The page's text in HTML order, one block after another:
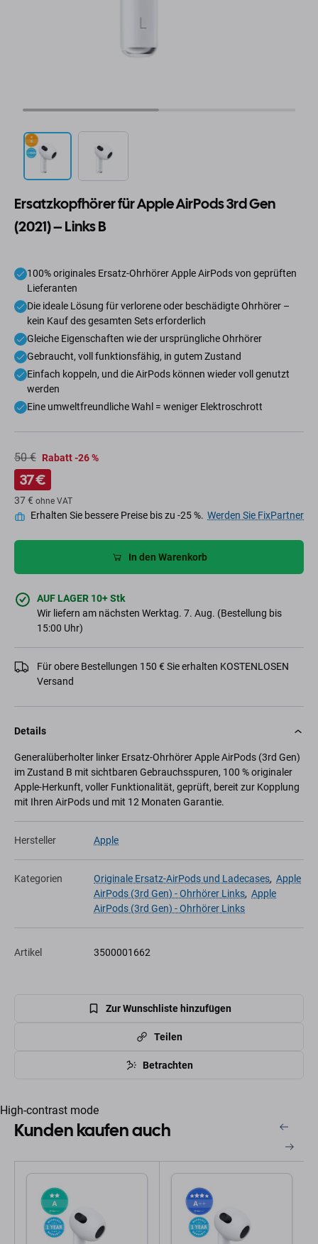
Ersatzkopfhörer für Apple AirPods 3rd Gen
(2021) – Links B
100% originales Ersatz-Ohrhörer Apple AirPods von geprüften
Lieferanten
Die ideale Lösung für verlorene oder beschädigte Ohrhörer –
kein Kauf des gesamten Sets erforderlich
Gleiche Eigenschaften wie der ursprüngliche Ohrhörer
Gebraucht, voll funktionsfähig, in gutem Zustand
Einfach koppeln, und die AirPods können wieder voll genutzt
werden
Eine umweltfreundliche Wahl = weniger Elektroschrott
50 € Rabatt -26 %
37 €
37 € ohne VAT
Erhalten Sie bessere Preise bis zu -25 %. Werden Sie FixPartner
In den Warenkorb
AUF LAGER 10+ Stk
Wir liefern am nächsten Werktag. 7. Aug. (Bestellung bis
15:00 Uhr)
Für obere Bestellungen 150 € Sie erhalten KOSTENLOSEN
Versand
Details
Generalüberholter linker Ersatz-Ohrhörer Apple AirPods (3rd Gen)
im Zustand B mit sichtbaren Gebrauchsspuren, 100 % originaler
Apple-Herkunft, voller Funktionalität, geprüft, bereit zur Kopplung
mit Ihren AirPods und mit 12 Monaten Garantie.
Hersteller Apple
Kategorien Originale Ersatz-AirPods und Ladecases, Apple
AirPods (3rd Gen) - Ohrhörer Links, Apple
AirPods (3rd Gen) - Ohrhörer Links
Artikel 3500001662
Zur Wunschliste hinzufügen
Teilen
Betrachten
High-contrast mode
Kunden kaufen auch